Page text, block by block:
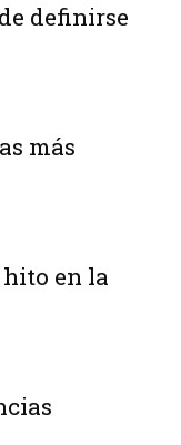
definirse
más
hito en la